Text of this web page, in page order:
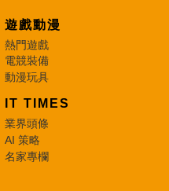
遊戲動漫
熱門遊戲
電競裝備
動漫玩具
IT TIMES
業界頭條
AI 策略
名家專欄